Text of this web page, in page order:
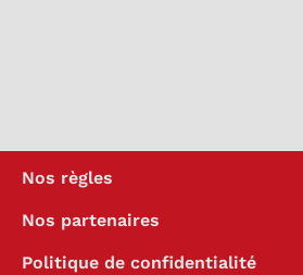
Nos règles
Nos partenaires
Politique de confidentialité